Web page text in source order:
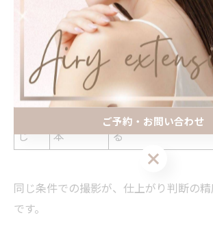
200〜400
本
同角度・同距離でフ
分け
400〜600
本
分け目の位置を固
する
じ
本
斜め上からの照明で
る
同じ条件での撮影が、仕上がり判断の
です。
ご予約・お問い合わせ
ご予約・お問い合わせ